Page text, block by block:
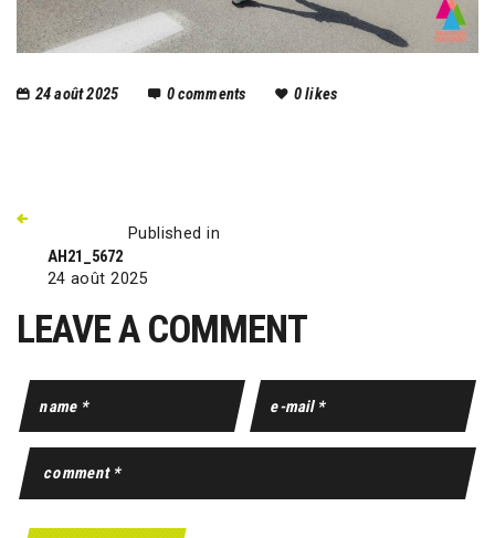
24 août 2025 0comments 0likes
Published in
AH21_5672
24 août 2025
LEAVE A COMMENT